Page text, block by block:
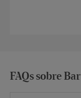
FAQs sobre Bar